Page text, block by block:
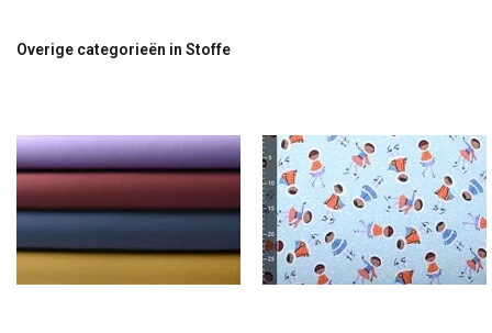
Overige categorieën in Stoffe